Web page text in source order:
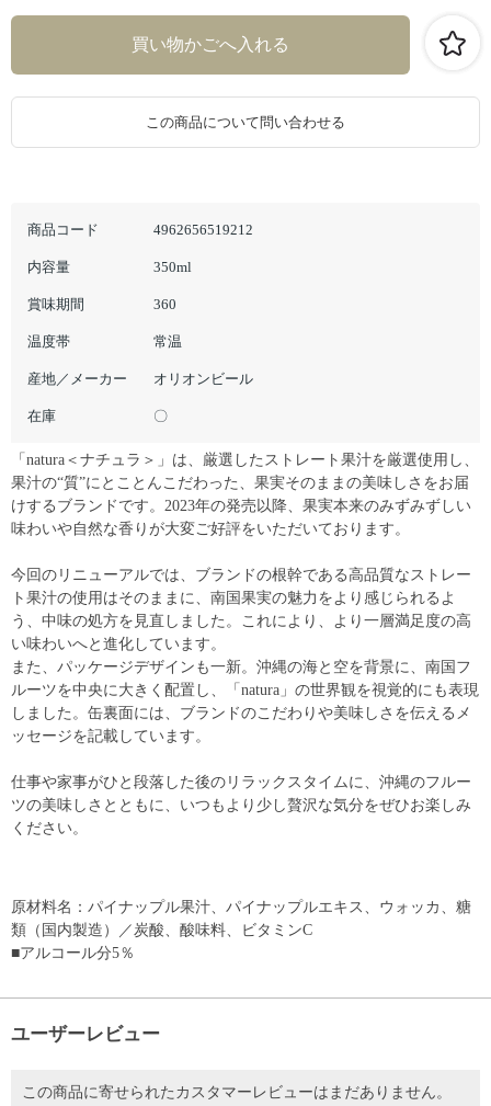
商品コード 4962656519212
内容量 350ml
賞味期間 360
温度帯 常温
産地／メーカー オリオンビール
在庫 〇
この商品について問い合わせる
「natura＜ナチュラ＞」は、厳選したストレート果汁を厳選使用し、
果汁の“質”にとことんこだわった、果実そのままの美味しさをお届
けするブランドです。2023年の発売以降、果実本来のみずみずしい
味わいや自然な香りが大変ご好評をいただいております。
今回のリニューアルでは、ブランドの根幹である高品質なストレー
ト果汁の使用はそのままに、南国果実の魅力をより感じられるよ
う、中味の処方を見直しました。これにより、より一層満足度の高
い味わいへと進化しています。
また、パッケージデザインも一新。沖縄の海と空を背景に、南国フ
ルーツを中央に大きく配置し、「natura」の世界観を視覚的にも表現
しました。缶裏面には、ブランドのこだわりや美味しさを伝えるメ
ッセージを記載しています。
仕事や家事がひと段落した後のリラックスタイムに、沖縄のフルー
ツの美味しさとともに、いつもより少し贅沢な気分をぜひお楽しみ
ください。
原材料名：パイナップル果汁、パイナップルエキス、ウォッカ、糖
類（国内製造）／炭酸、酸味料、ビタミンC
■アルコール分5％
ユーザーレビュー
この商品に寄せられたカスタマーレビューはまだありません。